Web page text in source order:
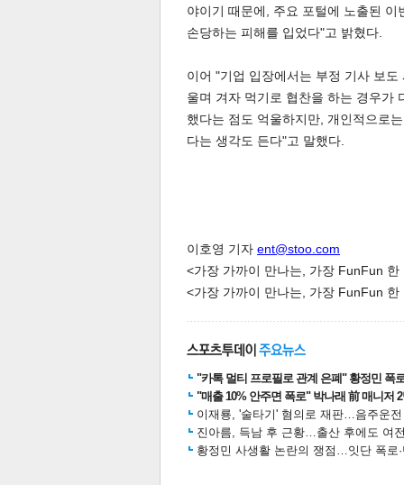
야이기 때문에, 주요 포털에 노출된
손당하는 피해를 입었다"고 밝혔다.
이어 "기업 입장에서는 부정 기사 보
울며 겨자 먹기로 협찬을 하는 경우가
했다는 점도 억울하지만, 개인적으로
다는 생각도 든다"고 말했다.
이호영 기자 ent@stoo.com
<가장 가까이 만나는, 가장 FunFun
<가장 가까이 만나는, 가장 FunFun
"카톡 멀티 프로필로 관계 은폐" 황정민 폭
"매출 10% 안주면 폭로" 박나래 前 매니저
이재룡, '술타기' 혐의로 재판…음주운
진아름, 득남 후 근황…출산 후에도 여
황정민 사생활 논란의 쟁점…잇단 폭로